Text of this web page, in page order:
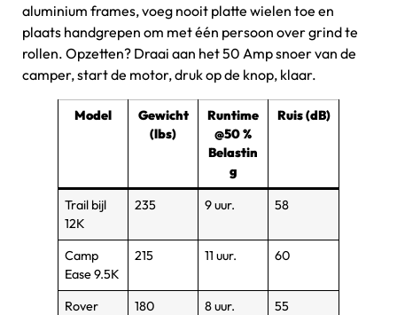
aluminium frames, voeg nooit platte wielen toe en
plaats handgrepen om met één persoon over grind te
rollen. Opzetten? Draai aan het 50 Amp snoer van de
camper, start de motor, druk op de knop, klaar.
Model
Gewicht
(lbs)
Runtime
@50 %
Belastin
g
Ruis (dB)
Trail bijl
12K
235 9 uur. 58
Camp
Ease 9.5K
215 11 uur. 60
Rover
180 8 uur. 55